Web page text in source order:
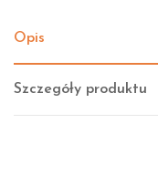
Opis
Szczegóły produktu